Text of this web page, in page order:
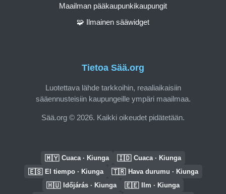
Tietoa Sää.org
Luotettava lähde tarkkoihin, reaaliaikaisiin
sääennusteisiin kaupungeille ympäri maailmaa.
Sää.org © 2026. Kaikki oikeudet pidätetään.
Maailman pääkaupunkikaupungit
🧩 Ilmainen sääwidget
🇲🇾 Cuaca · Kiunga 🇮🇩 Cuaca · Kiunga
🇪🇸 El tiempo · Kiunga 🇹🇷 Hava durumu · Kiunga
🇭🇺 Időjárás · Kiunga 🇪🇪 Ilm · Kiunga